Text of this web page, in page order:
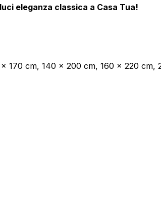
eleganza classica a Casa Tua!
170 cm, 140 x 200 cm, 160 x 220
sono cruciali per le funzioni di base del sito
alcun dato personale identificabile.
lingua preferita o la regione in cui ti trovi.